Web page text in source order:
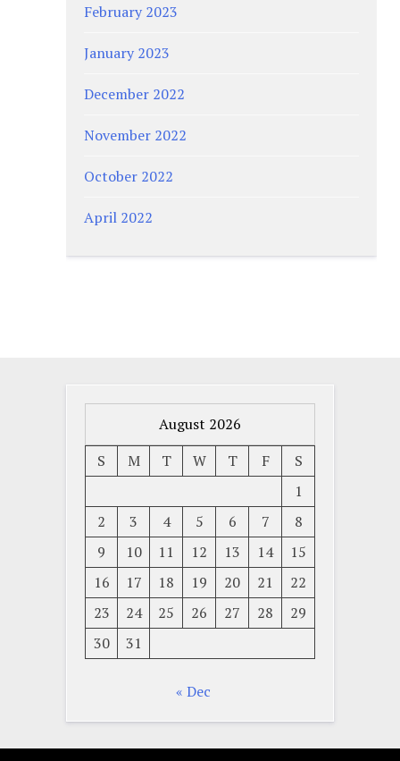
February 2023
January 2023
December 2022
November 2022
October 2022
April 2022
August 2026
S
M T W T F
S
1
2
3 4 5 6 7
8
9
10 11 12 13 14
15
16
17 18 19 20 21
22
23
24 25 26 27 28
29
30
31
« Dec